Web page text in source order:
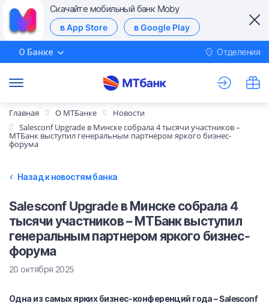
Скачайте мобильный банк Moby
в App Store в Google Play
О Банке Отделения
Главная О МТБанке
Новости
Salesconf Upgrade в Минске собрала 4 тысячи участников –
МТБанк выступил генеральным партнером яркого бизнес-
форума
Назад к новостям банка
Salesconf Upgrade в Минске собрала 4
тысячи участников – МТБанк выступил
генеральным партнером яркого бизнес-
форума
20 октября 2025
Одна из самых ярких бизнес-конференций года – Salesconf